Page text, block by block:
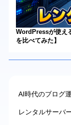
WordPressが使え
を比べてみた】
AI時代のブログ
レンタルサーバ